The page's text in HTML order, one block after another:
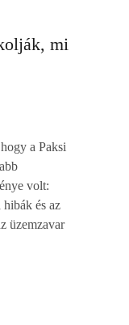
mi
a Paksi
volt:
hibák és az
üzemzavar